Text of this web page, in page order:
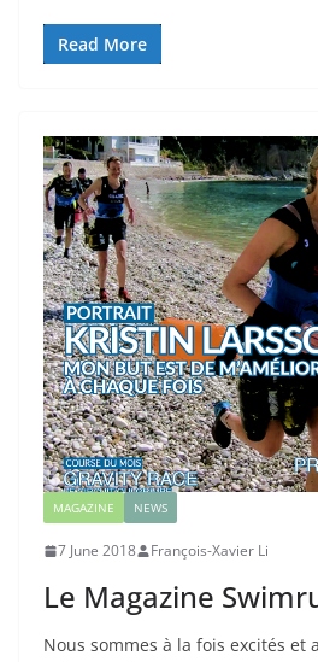
Read More
MAGAZINE NEWS
7 June 2018 François-Xavier Li
Le Magazine
Nous sommes à la fois excités et